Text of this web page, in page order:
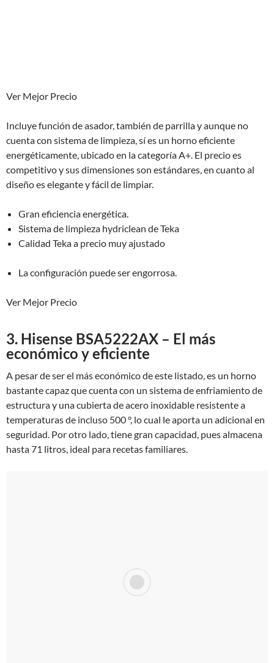
Ver Mejor Precio
Incluye función de asador, también de parrilla y aunque no
cuenta con sistema de limpieza, sí es un horno eficiente
energéticamente, ubicado en la categoría A+. El precio es
competitivo y sus dimensiones son estándares, en cuanto al
diseño es elegante y fácil de limpiar.
Gran eficiencia energética.
Sistema de limpieza hydriclean de Teka
Calidad Teka a precio muy ajustado
La configuración puede ser engorrosa.
Ver Mejor Precio
3. Hisense BSA5222AX – El más
económico y eficiente
A pesar de ser el más económico de este listado, es un horno
bastante capaz que cuenta con un sistema de enfriamiento de
estructura y una cubierta de acero inoxidable resistente a
temperaturas de incluso 500 °, lo cual le aporta un adicional en
seguridad. Por otro lado, tiene gran capacidad, pues almacena
hasta 71 litros, ideal para recetas familiares.